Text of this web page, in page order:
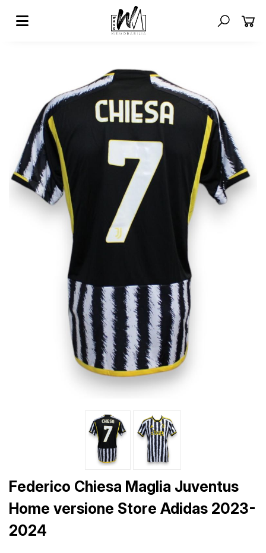
Federico Chiesa Maglia Juventus
Home versione Store Adidas 2023-
2024